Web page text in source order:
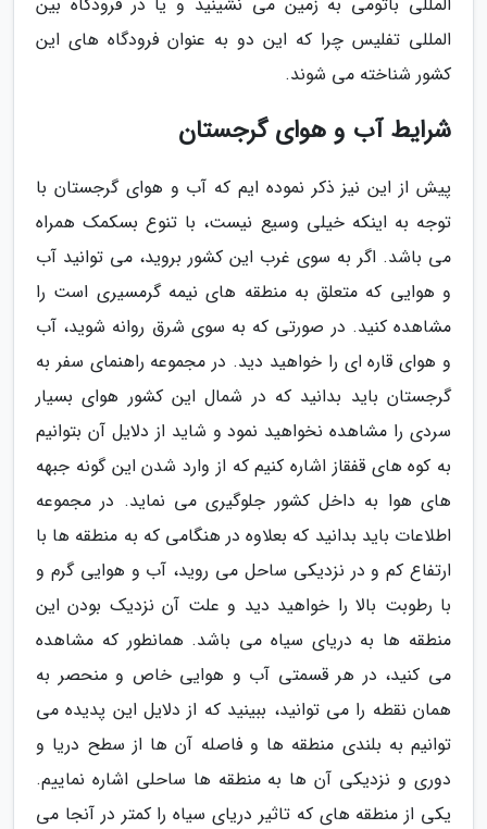
المللی تفلیس چرا که این دو به عنوان فرودگاه های این
کشور شناخته می شوند.
شرایط آب و هوای گرجستان
پیش از این نیز ذکر نموده ایم که آب و هوای گرجستان با
توجه به اینکه خیلی وسیع نیست، با تنوع بسکمک همراه
می باشد. اگر به سوی غرب این کشور بروید، می توانید آب
و هوایی که متعلق به منطقه های نیمه گرمسیری است را
مشاهده کنید. در صورتی که به سوی شرق روانه شوید، آب
و هوای قاره ای را خواهید دید. در مجموعه راهنمای سفر به
گرجستان باید بدانید که در شمال این کشور هوای بسیار
سردی را مشاهده نخواهید نمود و شاید از دلایل آن بتوانیم
به کوه های قفقاز اشاره کنیم که از وارد شدن این گونه جبهه
های هوا به داخل کشور جلوگیری می نماید. در مجموعه
اطلاعات باید بدانید که بعلاوه در هنگامی که به منطقه ها با
ارتفاع کم و در نزدیکی ساحل می روید، آب و هوایی گرم و
با رطوبت بالا را خواهید دید و علت آن نزدیک بودن این
منطقه ها به دریای سیاه می باشد. همانطور که مشاهده
می کنید، در هر قسمتی آب و هوایی خاص و منحصر به
همان نقطه را می توانید، ببینید که از دلایل این پدیده می
توانیم به بلندی منطقه ها و فاصله آن ها از سطح دریا و
دوری و نزدیکی آن ها به منطقه ها ساحلی اشاره نماییم.
یکی از منطقه های که تاثیر دریای سیاه را کمتر در آنجا می